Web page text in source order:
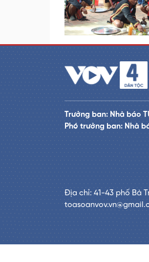
Trưởng ban: Nhà báo
Phó trưởng ban: Nhà
Địa chỉ: 41-43 phố Bà